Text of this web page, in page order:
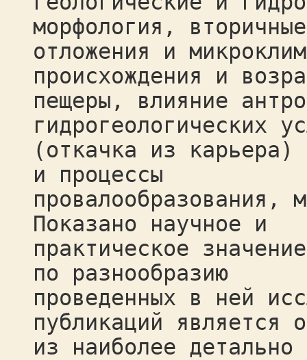
морфология, вторичные
отложения и
происхождения и
пещеры, влияние
гидрогеологических
(откачка из карьера)
и процессы
провалообразования,
Показано научное и
практическое
по разнообразию
проведенных в ней
публикаций является
из наиболее